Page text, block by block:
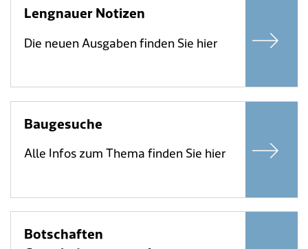
Lengnauer Notizen
Die neuen Ausgaben finden Sie hier
Baugesuche
Alle Infos zum Thema finden Sie hier
Botschaften